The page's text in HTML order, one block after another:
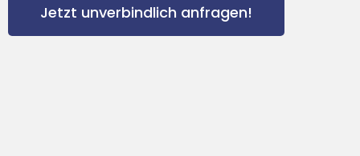
Jetzt unverbindlich anfragen!